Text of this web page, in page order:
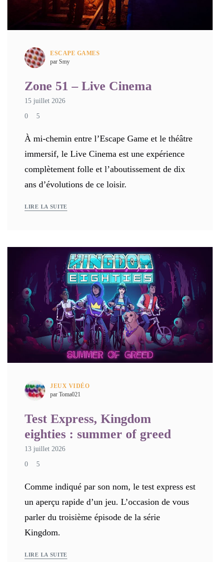
ESCAPE GAMES
par Smy
Zone 51 – Live Cinema
15 juillet 2026
0 5
À mi-chemin entre l’Escape Game et le théâtre
immersif, le Live Cinema est une expérience
complètement folle et l’aboutissement de dix
ans d’évolutions de ce loisir.
LIRE LA SUITE
JEUX VIDÉO
par Toma021
Test Express, Kingdom
eighties : summer of greed
13 juillet 2026
0 5
Comme indiqué par son nom, le test express est
un aperçu rapide d’un jeu. L’occasion de vous
parler du troisième épisode de la série
Kingdom.
LIRE LA SUITE